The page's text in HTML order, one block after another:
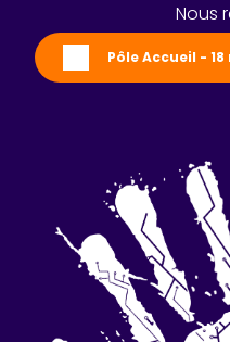
Nous
Pôle Accueil -